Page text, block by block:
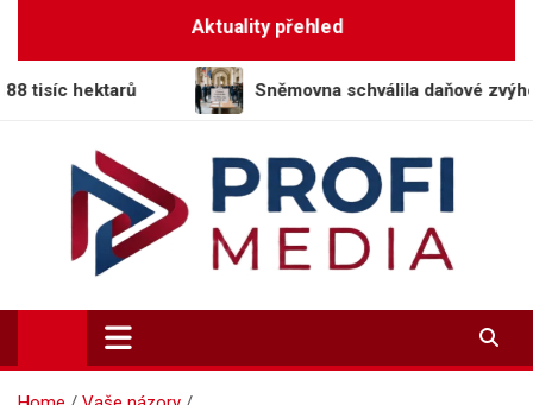
Aktuality přehled
Sněmovna schválila daňové zvýhodnění tichého
Profi-Media.cz
Vaše okno do světa informací